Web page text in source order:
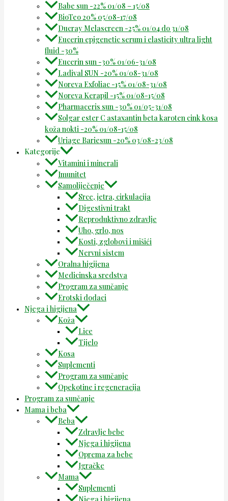
Babe sun -22% 01/08 – 15/08
BioTeo 20% 05/08-17/08
Ducray Melascreen -25% 01/04 do 31/08
Eucerin epigenetic serum i elasticity ultra light
fluid -30%
Eucerin sun -30% 01/06-31/08
Ladival SUN -20% 01/08-31/08
Noreva Exfoliac -15% 01/08-31/08
Noreva Kerapil -15% 01/08-15/08
Pharmaceris sun -30% 01/05-31/08
Solgar ester C astaxantin beta karoten cink kosa
koža nokti -20% 01/08-15/08
Uriage Bariesun -20% 03/08-23/08
Kategorije
Vitamini i minerali
Imunitet
Samoliječenje
Srce, jetra, cirkulacija
Digestivni trakt
Reproduktivno zdravlje
Uho, grlo, nos
Kosti, zglobovi i mišići
Nervni sistem
Oralna higijena
Medicinska sredstva
Program za sunčanje
Erotski dodaci
Njega i higijena
Koža
Lice
Tijelo
Kosa
Suplementi
Program za sunčanje
Opekotine i regeneracija
Program za sunčanje
Mama i beba
Beba
Zdravlje bebe
Njega i higijena
Oprema za bebe
Igračke
Mama
Suplementi